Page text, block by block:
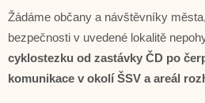
Žádáme občany a návštěvníky
bezpečnosti v uvedené lokalitě
cyklostezku od zastávky ČD po
komunikace v okolí ŠSV a areál